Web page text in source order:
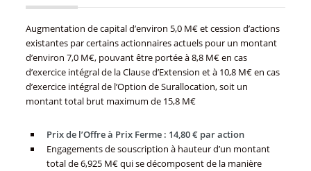
‍Augmentation de capital d’environ 5,0 M€ et cession d’actions
existantes par certains actionnaires actuels pour un montant
d’environ 7,0 M€, pouvant être portée à 8,8 M€ en cas
d’exercice intégral de la Clause d’Extension et à 10,8 M€ en cas
d’exercice intégral de l’Option de Surallocation, soit un
montant total brut maximum de 15,8 M€
Prix de l’Offre à Prix Ferme : 14,80 € par action
Engagements de souscription à hauteur d’un montant
total de 6,925 M€ qui se décomposent de la manière